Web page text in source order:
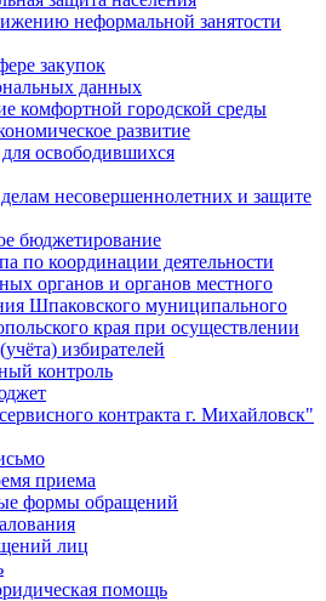
неформальной занятости
закупок
данных
комфортной городской среды
развитие
освободившихся
несовершеннолетних и защите
бюджетирование
по координации деятельности
органов и органов местного
Шпаковского муниципального
края при осуществлении
избирателей
контроль
контракта г. Михайловск"
приема
формы обращений
лиц
помощь